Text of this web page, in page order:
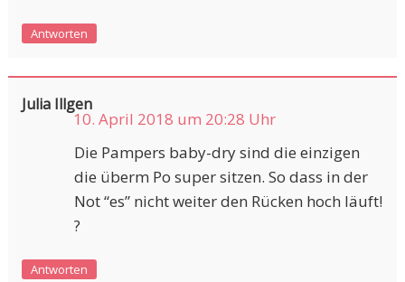
Antworten
Julia Illgen
10. April 2018 um 20:28 Uhr
Die Pampers baby-dry sind die einzigen
die überm Po super sitzen. So dass in der
Not “es” nicht weiter den Rücken hoch läuft!
?
Antworten